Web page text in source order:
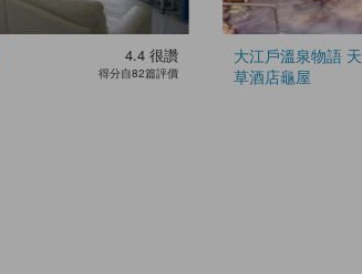
4.4 很讚
得分自82篇評價
大江戶溫泉物語 天
草酒店龜屋